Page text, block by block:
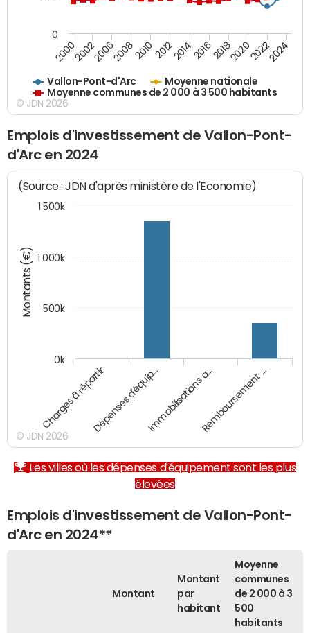
Vallon-Pont-d'Arc
Moyenne nationale
Moyenne communes de 2 000 à 3 500 habitants
200020022006200820102012201420162018202020222024
0
© JDN 2026
Emplois d'investissement de Vallon-Pont-
d'Arc en 2024
Montants (€)
(Source : JDN d'après ministère de l'Economie)
Charges à répartirDépenses d'équip…Immobilisations a…Remboursement …
0k
500k
1 000k
1 500k
© JDN 2026
Les villes où les dépenses d'équipement sont les plus
élevées
Emplois d'investissement de Vallon-Pont-
d'Arc en 2024**
Montant
Montant
par
habitant
Moyenne
communes
de 2 000 à 3
500
habitants